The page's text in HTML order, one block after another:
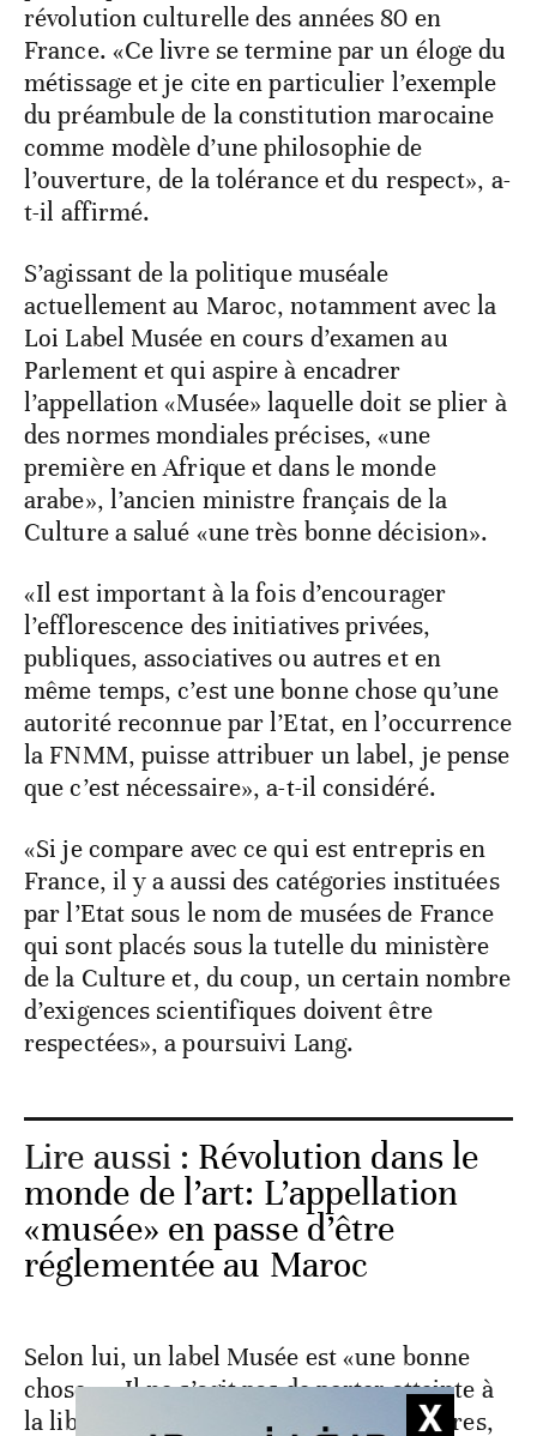
révolution culturelle des années 80 en
France. «Ce livre se termine par un éloge du
métissage et je cite en particulier l’exemple
du préambule de la constitution marocaine
comme modèle d’une philosophie de
l’ouverture, de la tolérance et du respect», a-
t-il affirmé.
S’agissant de la politique muséale
actuellement au Maroc, notamment avec la
Loi Label Musée en cours d’examen au
Parlement et qui aspire à encadrer
l’appellation «Musée» laquelle doit se plier à
des normes mondiales précises, «une
première en Afrique et dans le monde
arabe», l’ancien ministre français de la
Culture a salué «une très bonne décision».
«Il est important à la fois d’encourager
l’efflorescence des initiatives privées,
publiques, associatives ou autres et en
même temps, c’est une bonne chose qu’une
autorité reconnue par l’Etat, en l’occurrence
la FNMM, puisse attribuer un label, je pense
que c’est nécessaire», a-t-il considéré.
«Si je compare avec ce qui est entrepris en
France, il y a aussi des catégories instituées
par l’Etat sous le nom de musées de France
qui sont placés sous la tutelle du ministère
de la Culture et, du coup, un certain nombre
d’exigences scientifiques doivent être
respectées», a poursuivi Lang.
Lire aussi : Révolution dans le
monde de l’art: L’appellation
«musée» en passe d’être
réglementée au Maroc
Selon lui, un label Musée est «une bonne
chose». «Il ne s’agit pas de porter atteinte à
la liberté d’initiatives des uns et des autres,